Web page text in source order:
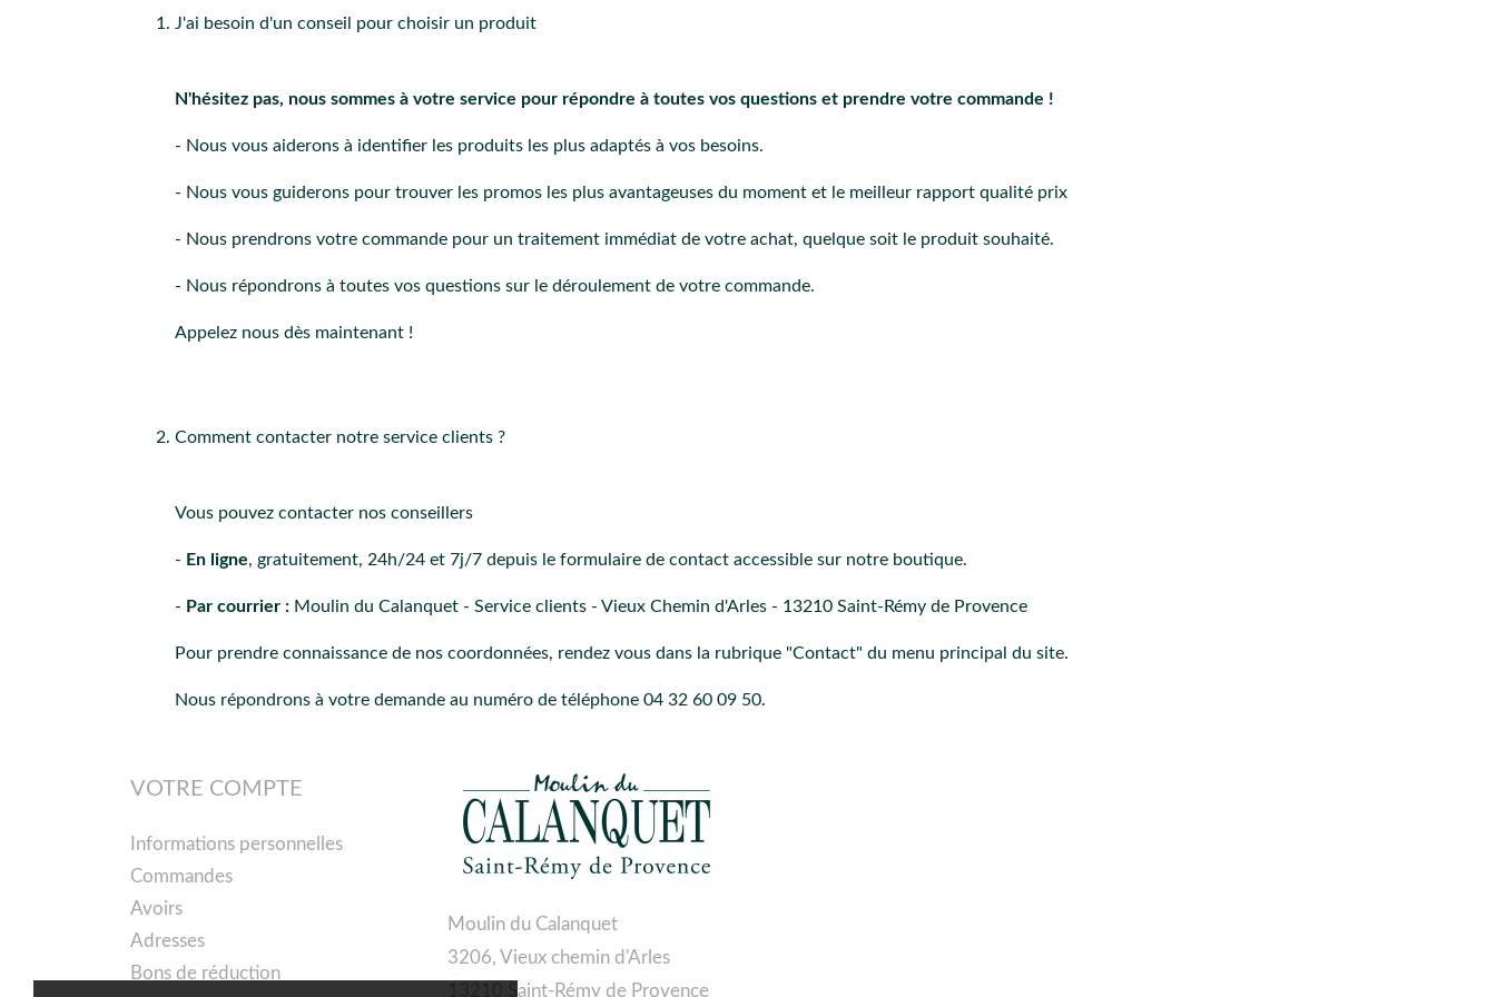
J'ai besoin d'un conseil pour choisir un produit
N'hésitez pas, nous sommes à votre service pour répondre à toutes vos questions et prendre votre commande !
- Nous vous aiderons à identifier les produits les plus adaptés à vos besoins.
- Nous vous guiderons pour trouver les promos les plus avantageuses du moment et le meilleur rapport qualité prix
- Nous prendrons votre commande pour un traitement immédiat de votre achat, quelque soit le produit souhaité.
- Nous répondrons à toutes vos questions sur le déroulement de votre commande.
Appelez nous dès maintenant !
Comment contacter notre service clients ?
Vous pouvez contacter nos conseillers
- En ligne, gratuitement, 24h/24 et 7j/7 depuis le formulaire de contact accessible sur notre boutique.
- Par courrier : Moulin du Calanquet - Service clients - Vieux Chemin d'Arles - 13210 Saint-Rémy de Provence
Pour prendre connaissance de nos coordonnées, rendez vous dans la rubrique "Contact" du menu principal du site.
Nous répondrons à votre demande au numéro de téléphone 04 32 60 09 50.
VOTRE COMPTE
Informations personnelles
Commandes
Avoirs
Adresses
Bons de réduction
Moulin du Calanquet
3206, Vieux chemin d'Arles
13210 Saint-Rémy de Provence